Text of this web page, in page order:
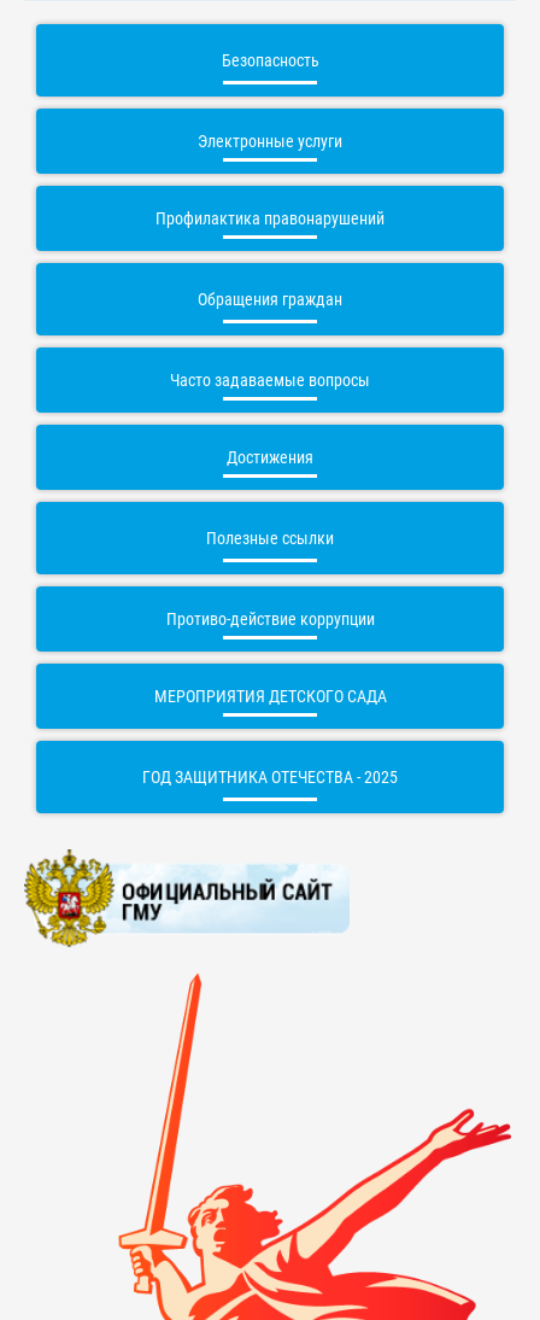
Безопасность
Электронные услуги
Профилактика правонарушений
Обращения граждан
Часто задаваемые вопросы
Достижения
Полезные ссылки
Противо-действие коррупции
МЕРОПРИЯТИЯ ДЕТСКОГО САДА
ГОД ЗАЩИТНИКА ОТЕЧЕСТВА - 2025